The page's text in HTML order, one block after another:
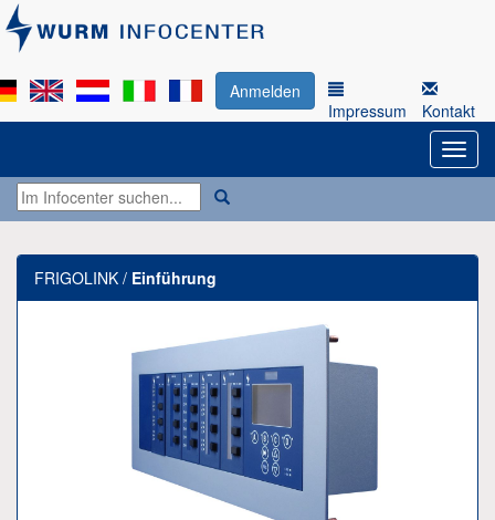
Anmelden
Impressum
Kontakt
FRIGOLINK / Einführung